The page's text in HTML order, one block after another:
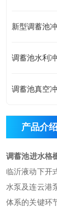
新型调蓄池
调蓄池水利
调蓄池真空
产品介
调蓄池进水格
临沂液动下开
水泵及连云港
体系的关键环